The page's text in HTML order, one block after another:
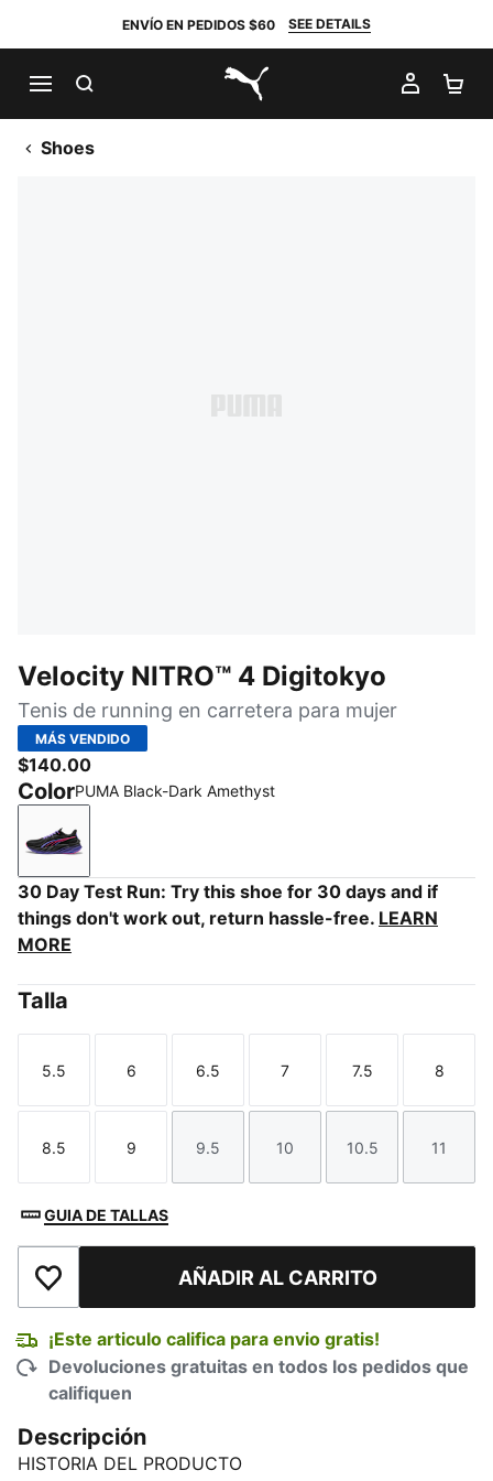
ENVÍO EN PEDIDOS $60 SEE DETAILS
PUMA.com
MI
Shoes
Velocity NITRO™ 4 Digitokyo
Tenis de running en carretera para mujer
MÁS VENDIDO
$140.00
ColorPUMA Black-Dark Amethyst
PUMA Black-Dark Amethyst
30 Day Test Run: Try this shoe for 30 days and if
things don't work out, return hassle-free. LEARN
MORE
Talla
Talla
5.5
Talla
6
Talla
6.5
Talla
7
Talla
7.5
Talla
8
Talla
8.5
Talla
9
Talla
9.5
Talla
10
Talla
10.5
Talla
11
GUIA DE TALLAS
Añadir a la lista de deseosAÑADIR AL CARRITO
¡Este articulo califica para envio gratis!
Devoluciones gratuitas en todos los pedidos que
califiquen
Descripción
HISTORIA DEL PRODUCTO